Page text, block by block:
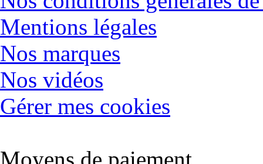
Mentions légales
Nos marques
Nos vidéos
Gérer mes cookies
Moyens de paiement